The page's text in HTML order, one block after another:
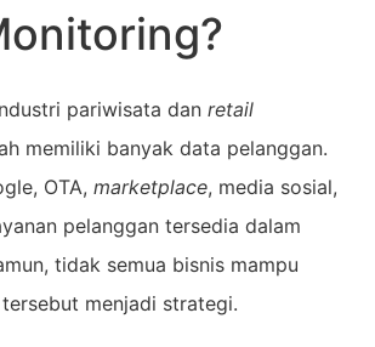
pariwisata dan retail
memiliki banyak data pelanggan.
OTA, marketplace, media sosial,
pelanggan tersedia dalam
tidak semua bisnis mampu
menjadi strategi.